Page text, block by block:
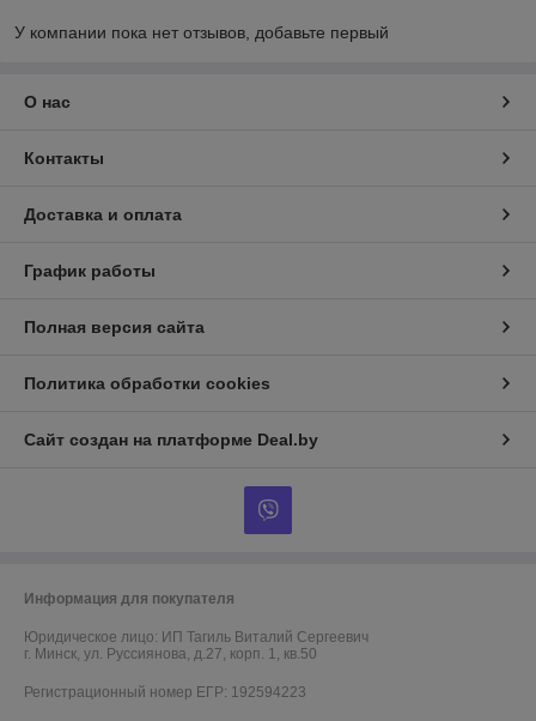
У компании пока нет отзывов, добавьте первый
О нас
Контакты
Доставка и оплата
График работы
Полная версия сайта
Политика обработки cookies
Сайт создан на платформе Deal.by
Информация для покупателя
Юридическое лицо: ИП Тагиль Виталий Сергеевич
г. Минск, ул. Руссиянова, д.27, корп. 1, кв.50
Регистрационный номер ЕГР: 192594223